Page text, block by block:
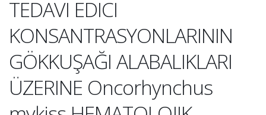
TEDAVI EDICI
KONSANTRASYONLARININ
GÖKKUŞAĞI ALABALIKLARI
ÜZERINE Oncorhynchus